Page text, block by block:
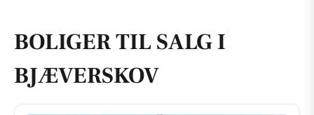
BOLIGER TIL SALG I
BJÆVERSKOV